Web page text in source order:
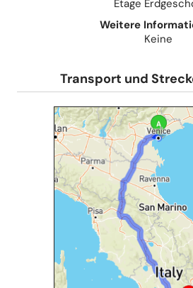
Etage
Weitere
Keine
Transport und